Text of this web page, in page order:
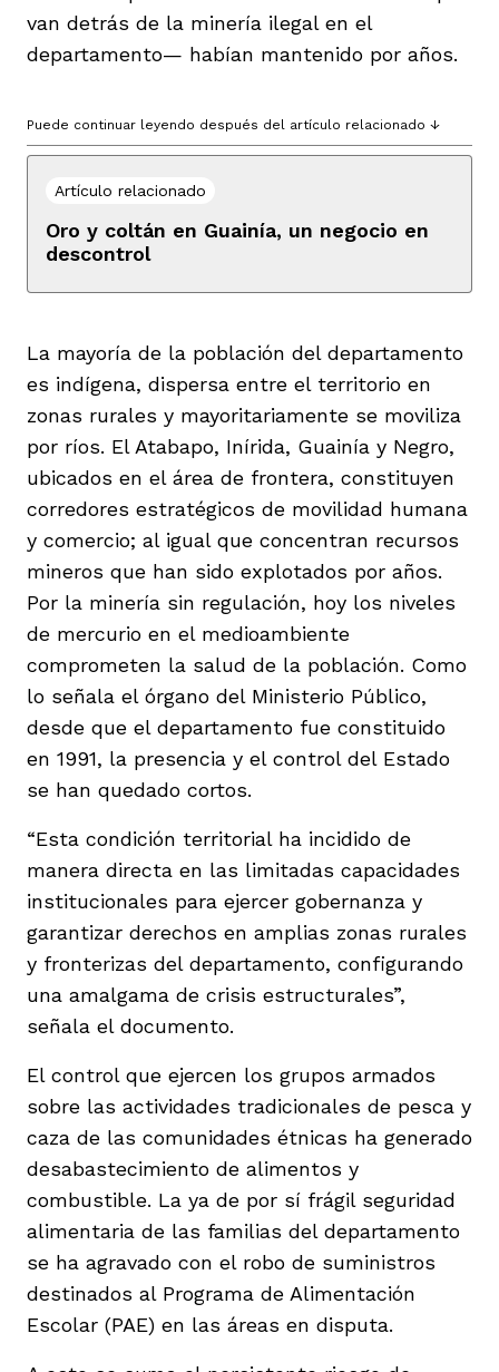
van detrás de la minería ilegal en el
departamento— habían mantenido por años.
Puede continuar leyendo después del artículo relacionado ↓
Artículo relacionado
Oro y coltán en Guainía, un negocio en
descontrol
La mayoría de la población del departamento
es indígena, dispersa entre el territorio en
zonas rurales y mayoritariamente se moviliza
por ríos. El Atabapo, Inírida, Guainía y Negro,
ubicados en el área de frontera, constituyen
corredores estratégicos de movilidad humana
y comercio; al igual que concentran recursos
mineros que han sido explotados por años.
Por la minería sin regulación, hoy los niveles
de mercurio en el medioambiente
comprometen la salud de la población. Como
lo señala el órgano del Ministerio Público,
desde que el departamento fue constituido
en 1991, la presencia y el control del Estado
se han quedado cortos.
“Esta condición territorial ha incidido de
manera directa en las limitadas capacidades
institucionales para ejercer gobernanza y
garantizar derechos en amplias zonas rurales
y fronterizas del departamento, configurando
una amalgama de crisis estructurales”,
señala el documento.
El control que ejercen los grupos armados
sobre las actividades tradicionales de pesca y
caza de las comunidades étnicas ha generado
desabastecimiento de alimentos y
combustible. La ya de por sí frágil seguridad
alimentaria de las familias del departamento
se ha agravado con el robo de suministros
destinados al Programa de Alimentación
Escolar (PAE) en las áreas en disputa.